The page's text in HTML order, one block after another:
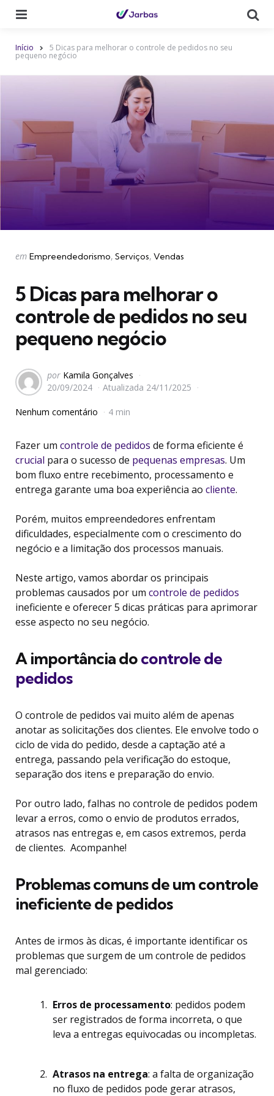
Início 5 Dicas para melhorar o controle de pedidos no seu
pequeno negócio
Categorias
Postado
em Empreendedorismo Serviços Vendas
5 Dicas para melhorar o
controle de pedidos no seu
pequeno negócio
postado
por
por Kamila Gonçalves
20/09/2024
Atualizada 24/11/2025
Nenhum comentário 4 min
Fazer um controle de pedidos de forma eficiente é
crucial para o sucesso de pequenas empresas. Um
bom fluxo entre recebimento, processamento e
entrega garante uma boa experiência ao cliente.
Porém, muitos empreendedores enfrentam
dificuldades, especialmente com o crescimento do
negócio e a limitação dos processos manuais.
Neste artigo, vamos abordar os principais
problemas causados por um controle de pedidos
ineficiente e oferecer 5 dicas práticas para aprimorar
esse aspecto no seu negócio.
A importância docontrole de
pedidos
O controle de pedidos vai muito além de apenas
anotar as solicitações dos clientes. Ele envolve todo o
ciclo de vida do pedido, desde a captação até a
entrega, passando pela verificação do estoque,
separação dos itens e preparação do envio.
Por outro lado, falhas no controle de pedidos podem
levar a erros, como o envio de produtos errados,
atrasos nas entregas e, em casos extremos, perda
de clientes. Acompanhe!
Problemas comuns de um controle
ineficiente de pedidos
Antes de irmos às dicas, é importante identificar os
problemas que surgem de um controle de pedidos
mal gerenciado:
Erros de processamento: pedidos podem
ser registrados de forma incorreta, o que
leva a entregas equivocadas ou incompletas.
Atrasos na entrega: a falta de organização
no fluxo de pedidos pode gerar atrasos,